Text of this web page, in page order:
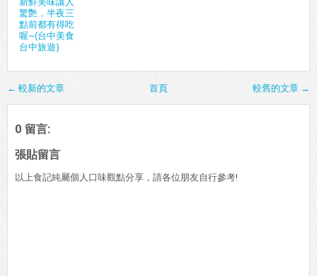
驚艷，半夜三
點前都有得吃
喔~(台中美食
台中旅遊)
← 較新的文章 較舊的文章 →
首頁
0 留言:
張貼留言
以上食記純屬個人口味觀點分享，請各位朋友自行參考!